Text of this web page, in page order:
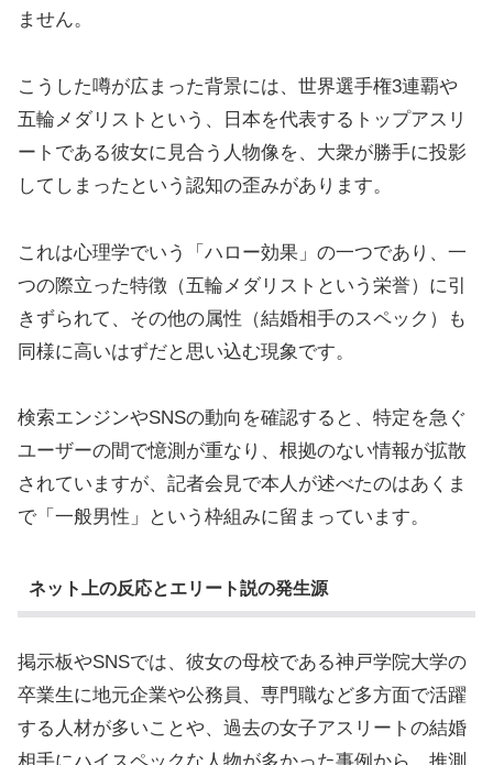
ません。
こうした噂が広まった背景には、世界選手権3連覇や
五輪メダリストという、日本を代表するトップアスリ
ートである彼女に見合う人物像を、大衆が勝手に投影
してしまったという認知の歪みがあります。
これは心理学でいう「ハロー効果」の一つであり、一
つの際立った特徴（五輪メダリストという栄誉）に引
きずられて、その他の属性（結婚相手のスペック）も
同様に高いはずだと思い込む現象です。
検索エンジンやSNSの動向を確認すると、特定を急ぐ
ユーザーの間で憶測が重なり、根拠のない情報が拡散
されていますが、記者会見で本人が述べたのはあくま
で「一般男性」という枠組みに留まっています。
ネット上の反応とエリート説の発生源
掲示板やSNSでは、彼女の母校である神戸学院大学の
卒業生に地元企業や公務員、専門職など多方面で活躍
する人材が多いことや、過去の女子アスリートの結婚